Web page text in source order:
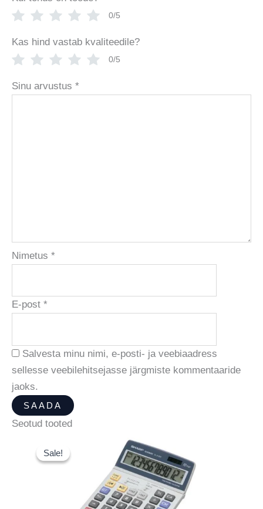
0/5
Kas hind vastab kvaliteedile?
0/5
Sinu arvustus *
Nimetus *
E-post *
Salvesta minu nimi, e-posti- ja veebiaadress
sellesse veebilehitsejasse järgmiste kommentaaride
jaoks.
Seotud tooted
Sale!
Sale!